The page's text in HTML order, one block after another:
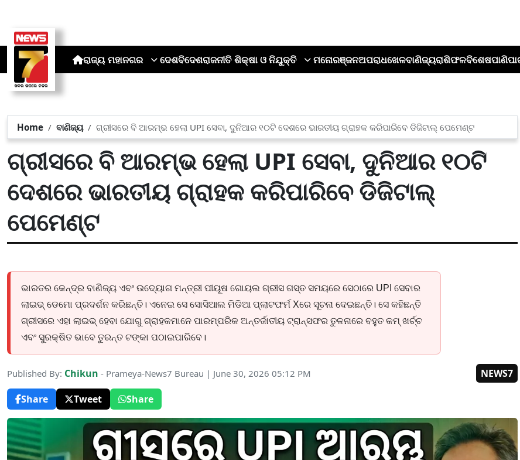
ରାଜ୍ୟ ମହାନଗର ଦେଶବିଦେଶରାଜନୀତି ଶିକ୍ଷା ଓ ନିଯୁକ୍ତି ମନୋରଞ୍ଜନଅପରାଧଖେଳବାଣିଜ୍ୟରାଶିଫଳବିଶେଷ
Home ବାଣିଜ୍ୟ ଗ୍ରୀସରେ ବି ଆରମ୍ଭ ହେଲା UPI ସେବା, ଦୁନିଆର ୧୦ଟି ଦେଶରେ ଭାରତୀୟ ଗ୍ରାହକ କରିପାରିବେ ଡିଜିଟାଲ୍ ପେମେଣ୍ଟ
ଗ୍ରୀସରେ ବି ଆରମ୍ଭ ହେଲା UPI ସେବା, ଦୁନିଆର ୧୦ଟି
ଦେଶରେ ଭାରତୀୟ ଗ୍ରାହକ କରିପାରିବେ ଡିଜିଟାଲ୍
ପେମେଣ୍ଟ
ଭାରତର କେନ୍ଦ୍ର ବାଣିଜ୍ୟ ଏବଂ ଉଦ୍ୟୋଗ ମନ୍ତ୍ରୀ ପୀୟୂଷ ଗୋୟଲ ଗ୍ରୀସ ଗସ୍ତ ସମୟରେ ସେଠାରେ UPI ସେବାର
ଲାଇଭ୍ ଡେମୋ ପ୍ରଦର୍ଶନ କରିଛନ୍ତି। ଏନେଇ ସେ ସୋସିଆଲ ମିଡିଆ ପ୍ଲାଟଫର୍ମ Xରେ ସୂଚନା ଦେଇଛନ୍ତି। ସେ କହିଛନ୍ତି
ଗ୍ରୀସରେ ଏହା ଲାଇଭ୍ ହେବା ଯୋଗୁ ଗ୍ରାହକମାନେ ପାରମ୍ପରିକ ଅନ୍ତର୍ଜାତୀୟ ଟ୍ରାନ୍ସଫର ତୁଳନାରେ ବହୁତ କମ୍ ଖର୍ଚ୍ଚ
ଏବଂ ସୁରକ୍ଷିତ ଭାବେ ତୁରନ୍ତ ଟଙ୍କା ପଠାଇପାରିବେ।
Published By: Chikun - Prameya-News7 Bureau | June 30, 2026 05:12 PM
NEWS7
Share
Tweet Share